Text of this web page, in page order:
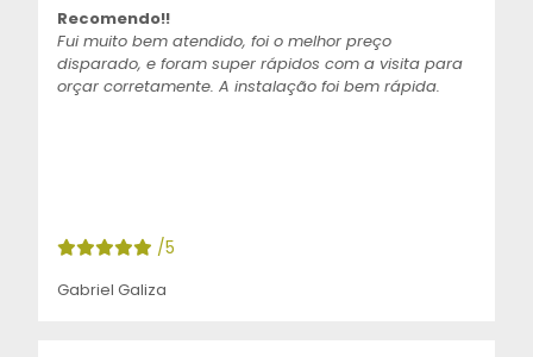
Recomendo!!
Fui muito bem atendido, foi o melhor preço
disparado, e foram super rápidos com a visita para
orçar corretamente. A instalação foi bem rápida.
/5
Gabriel Galiza